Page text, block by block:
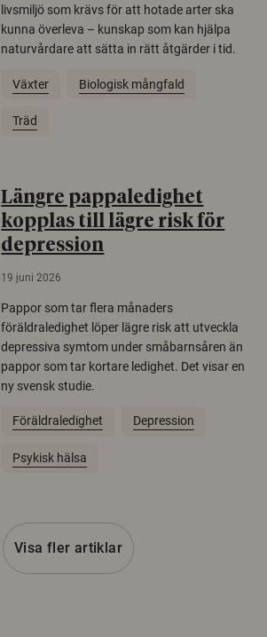
livsmiljö som krävs för att hotade arter ska
kunna överleva – kunskap som kan hjälpa
naturvårdare att sätta in rätt åtgärder i tid.
Växter Biologisk mångfald
Träd
Längre pappaledighet
kopplas till lägre risk för
depression
19 juni 2026
Pappor som tar flera månaders
föräldraledighet löper lägre risk att utveckla
depressiva symtom under småbarnsåren än
pappor som tar kortare ledighet. Det visar en
ny svensk studie.
Föräldraledighet Depression
Psykisk hälsa
Visa fler artiklar